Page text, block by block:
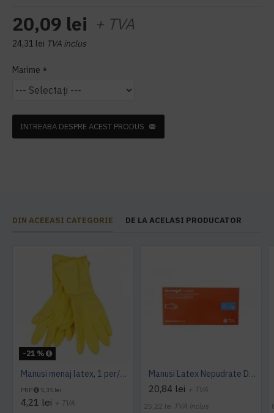
20,09 lei + TVA
24,31 lei TVA inclus
Marime
INTREABA DESPRE ACEST PRODUS
DIN ACEEASI CATEGORIE DE LA ACELASI PRODUCATOR
-21 %
Manusi menaj latex, 1 per/set, marimea L, OTI, galbene
PRP 5,35 lei
4,21 lei + TVA
Manusi Latex Nepudrate Dermagel - 100buc/cutie
20,84 lei + TVA
25,22 lei TVA inclus